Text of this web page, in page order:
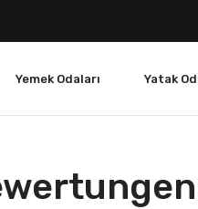
Yemek Odaları Yatak